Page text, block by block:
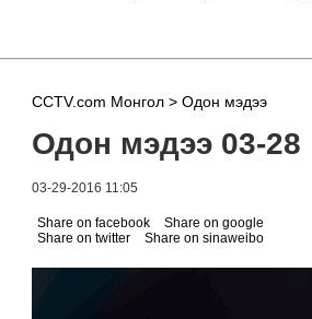
CCTV.com Монгол > Одон мэдээ
Одон мэдээ 03-28
03-29-2016 11:05
Share on facebook
Share on google
Share on twitter
Share on sinaweibo